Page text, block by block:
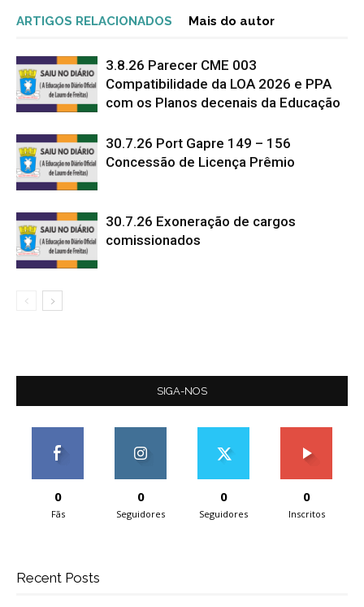
ARTIGOS RELACIONADOS Mais do autor
3.8.26 Parecer CME 003
Compatibilidade da LOA 2026 e PPA
com os Planos decenais da Educação
30.7.26 Port Gapre 149 – 156
Concessão de Licença Prêmio
30.7.26 Exoneração de cargos
comissionados
SIGA-NOS
0
Fãs
0
Seguidores
0
Seguidores
0
Inscritos
Recent Posts